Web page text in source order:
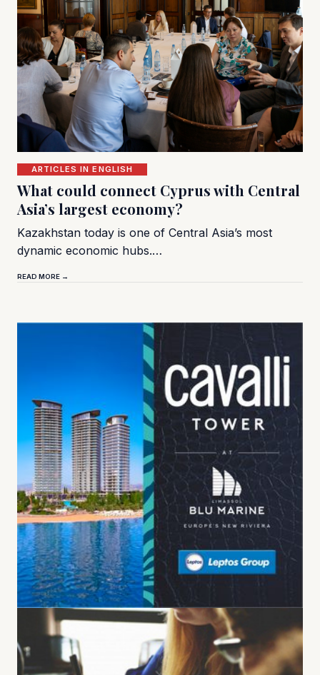
ARTICLES IN ENGLISH
What could connect Cyprus with Central
Asia’s largest economy?
Kazakhstan today is one of Central Asia’s most
dynamic economic hubs.…
READ MORE →